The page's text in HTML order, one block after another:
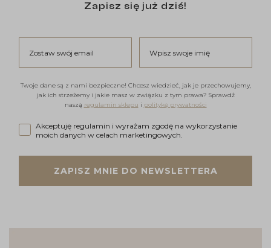
Zapisz się już dziś!
Twoje dane są z nami bezpieczne! Chcesz wiedzieć, jak je przechowujemy,
jak ich strzeżemy i jakie masz w związku z tym prawa? Sprawdź
naszą regulamin sklepu i politykę prywatności
Akceptuję regulamin i wyrażam zgodę na wykorzystanie
Akceptuję regulamin i wyrażam zgodę na wykorzystanie
moich danych w celach marketingowych.
ZAPISZ MNIE DO NEWSLETTERA